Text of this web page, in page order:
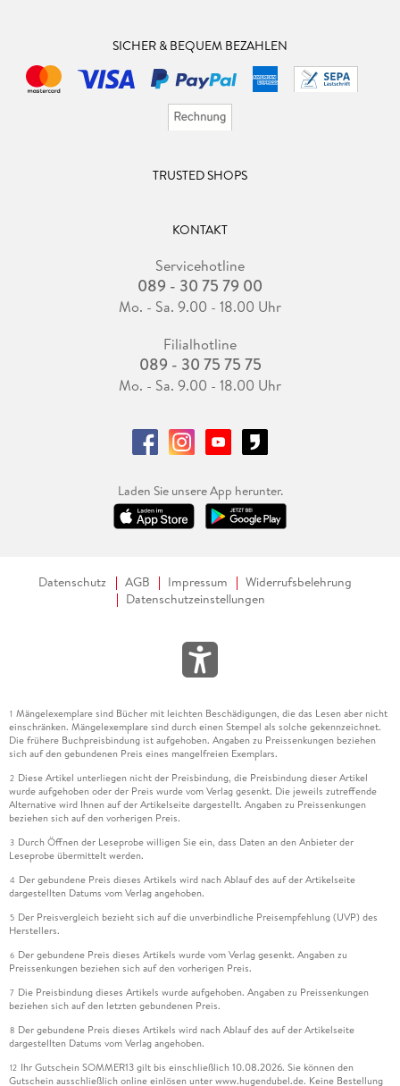
SICHER & BEQUEM BEZAHLEN
TRUSTED SHOPS
KONTAKT
Servicehotline
089 - 30 75 79 00
Mo. - Sa. 9.00 - 18.00 Uhr
Filialhotline
089 - 30 75 75 75
Mo. - Sa. 9.00 - 18.00 Uhr
Laden Sie unsere App herunter.
Datenschutz AGB Impressum
Widerrufsbelehrung
Datenschutzeinstellungen
1 Mängelexemplare sind Bücher mit leichten Beschädigungen, die das Lesen aber nicht
einschränken. Mängelexemplare sind durch einen Stempel als solche gekennzeichnet.
Die frühere Buchpreisbindung ist aufgehoben. Angaben zu Preissenkungen beziehen
sich auf den gebundenen Preis eines mangelfreien Exemplars.
2 Diese Artikel unterliegen nicht der Preisbindung, die Preisbindung dieser Artikel
wurde aufgehoben oder der Preis wurde vom Verlag gesenkt. Die jeweils zutreffende
Alternative wird Ihnen auf der Artikelseite dargestellt. Angaben zu Preissenkungen
beziehen sich auf den vorherigen Preis.
3 Durch Öffnen der Leseprobe willigen Sie ein, dass Daten an den Anbieter der
Leseprobe übermittelt werden.
4 Der gebundene Preis dieses Artikels wird nach Ablauf des auf der Artikelseite
dargestellten Datums vom Verlag angehoben.
5 Der Preisvergleich bezieht sich auf die unverbindliche Preisempfehlung (UVP) des
Herstellers.
6 Der gebundene Preis dieses Artikels wurde vom Verlag gesenkt. Angaben zu
Preissenkungen beziehen sich auf den vorherigen Preis.
7 Die Preisbindung dieses Artikels wurde aufgehoben. Angaben zu Preissenkungen
beziehen sich auf den letzten gebundenen Preis.
8 Der gebundene Preis dieses Artikels wird nach Ablauf des auf der Artikelseite
dargestellten Datums vom Verlag angehoben.
12 Ihr Gutschein SOMMER13 gilt bis einschließlich 10.08.2026. Sie können den
Gutschein ausschließlich online einlösen unter www.hugendubel.de. Keine Bestellung